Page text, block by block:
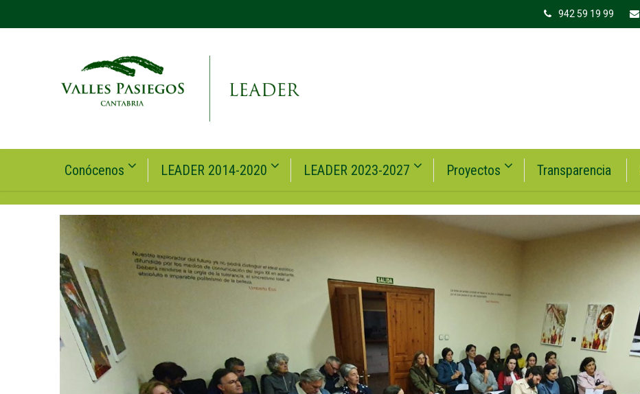
942 59 19 99
Conócenos LEADER 2014-2020 LEADER 2023-2027 Proyectos Transparencia